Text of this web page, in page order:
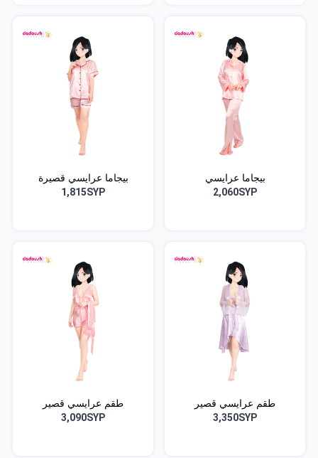
بيجاما عرايسي
2,060SYP
بيجاما عرايسي قصيرة
1,815SYP
طقم عرايسي قصير
3,350SYP
طقم عرايسي قصير
3,090SYP